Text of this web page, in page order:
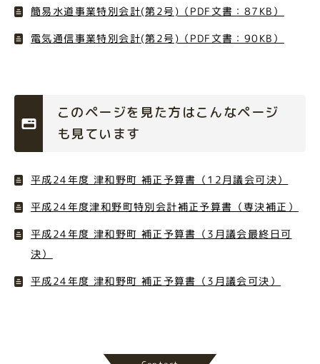
簡易水道事業特別会計(第2号)（PDF文書：87KB）
電気通信事業特別会計(第2号)（PDF文書：90KB）
このページを見た方はこんなページ
も見ています
平成24年度 津和野町 補正予算書（12月議会可決）
平成24年度津和野町特別会計補正予算書（専決補正）
平成24年度 津和野町 補正予算書（3月議会最終日可
決）
平成24年度 津和野町 補正予算書（3月議会可決）